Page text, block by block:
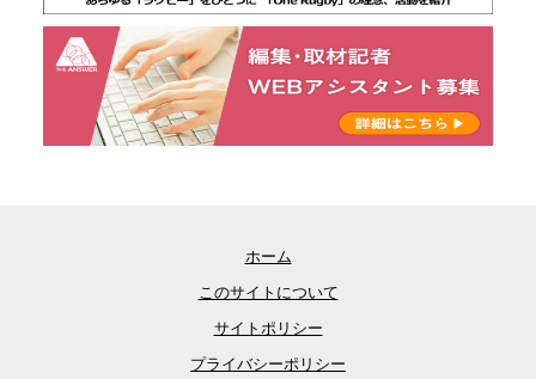
ホーム
このサイトについて
サイトポリシー
プライバシーポリシー